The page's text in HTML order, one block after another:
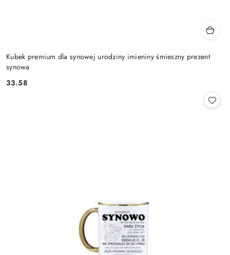
Kubek premium dla synowej urodziny imieniny śmieszny prezent
synowa
Cena:
33.58